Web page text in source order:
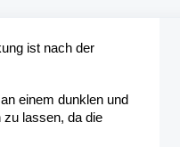
ist nach der
einem dunklen und
zu lassen, da die